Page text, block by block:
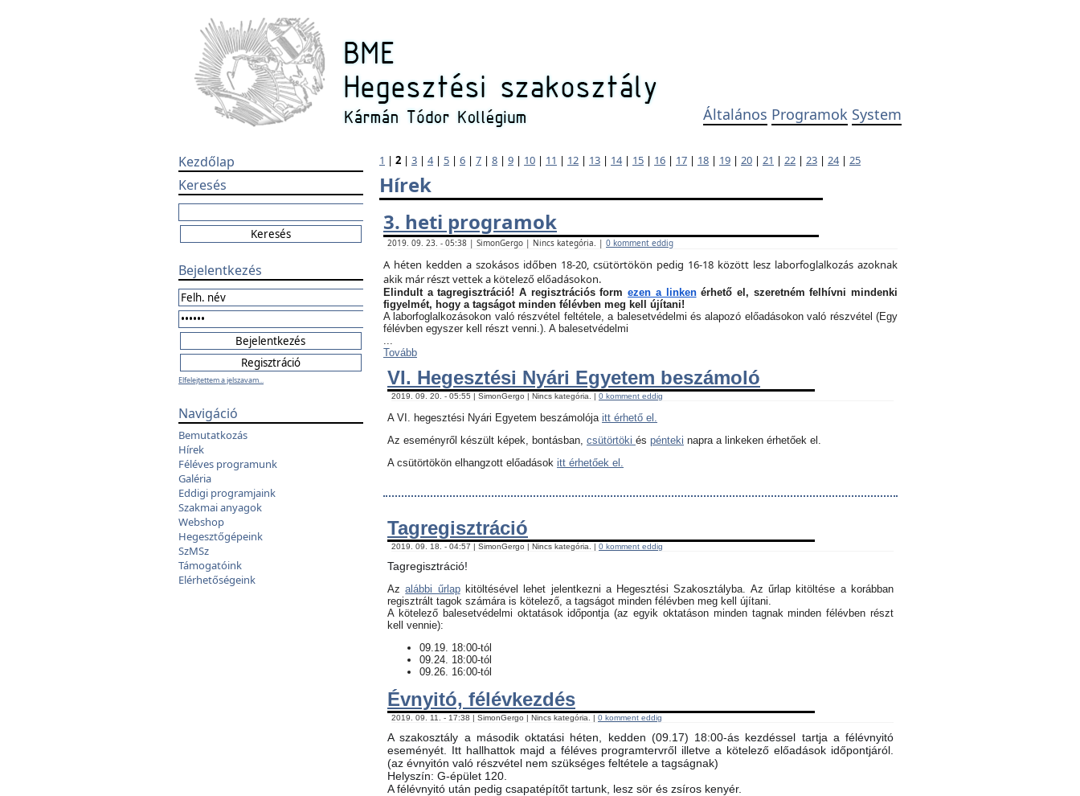
Általános Programok System
Kezdőlap
Keresés
Bejelentkezés
Elfelejtettem a jelszavam...
Navigáció
Bemutatkozás
Hírek
Féléves programunk
Galéria
Eddigi programjaink
Szakmai anyagok
Webshop
Hegesztőgépeink
SzMSz
Támogatóink
Elérhetőségeink
1 | 2 | 3 | 4| 5 | 6 | 7 | 8 | 9 | 10 | 11 | 12 | 13 | 14| 15 | 16 | 17 | 18 | 19 | 20 | 21 | 22 | 23 | 24| 25
Hírek
3. heti programok
2019. 09. 23. - 05:38 | SimonGergo | Nincs kategória. | 0 komment eddig
A héten kedden a szokásos időben 18-20, csütörtökön pedig 16-18 között lesz laborfoglalkozás azoknak
akik már részt vettek a kötelező előadásokon.
Elindult a tagregisztráció! A regisztrációs formezen a linkenérhető el, szeretném felhívni mindenki
figyelmét, hogy a tagságot minden félévben meg kell újítani!
A laborfoglalkozásokon való részvétel feltétele, a balesetvédelmi és alapozó előadásokon való részvétel (Egy
félévben egyszer kell részt venni.). A balesetvédelmi
...
Tovább
VI. Hegesztési Nyári Egyetem beszámoló
2019. 09. 20. - 05:55 | SimonGergo | Nincs kategória. | 0 komment eddig
A VI. hegesztési Nyári Egyetem beszámolója itt érhető el.
Az eseményről készült képek, bontásban, csütörtöki és pénteki napra a linkeken érhetőek el.
A csütörtökön elhangzott előadások itt érhetőek el.
Tagregisztráció
2019. 09. 18. - 04:57 | SimonGergo | Nincs kategória. | 0 komment eddig
Tagregisztráció!
Azalábbi űrlapkitöltésével lehet jelentkezni a Hegesztési Szakosztályba. Az űrlap kitöltése a korábban
regisztrált tagok számára is kötelező, a tagságot minden félévben meg kell újítani.
​A kötelező balesetvédelmi oktatások időpontja (az egyik oktatáson minden tagnak minden félévben részt
kell vennie):
09.19. 18:00-tól
09.24. 18:00-tól
09.26. 16:00-tól
Évnyitó, félévkezdés
2019. 09. 11. - 17:38 | SimonGergo | Nincs kategória. | 0 komment eddig
A szakosztály a második oktatási héten, kedden (09.17) 18:00-ás kezdéssel tartja a félévnyitó
eseményét. Itt hallhattok majd a féléves programtervről illetve a kötelező előadások időpontjáról.
(az évnyitón való részvétel nem szükséges feltétele a tagságnak)
Helyszín: G-épület 120.
A félévnyitó után pedig csapatépítőt tartunk, lesz sör és zsíros kenyér.